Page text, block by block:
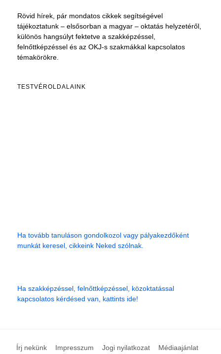
Rövid hírek, pár mondatos cikkek segítségével
tájékoztatunk – elsősorban a magyar – oktatás helyzetéről,
különös hangsúlyt fektetve a szakképzéssel,
felnőttképzéssel és az OKJ-s szakmákkal kapcsolatos
témakörökre.
TESTVÉROLDALAINK
Ha tovább tanuláson gondolkozol vagy pályakezdőként
munkát keresel, cikkeink Neked szólnak.
Ha szakképzéssel, felnőttképzéssel, közoktatással
kapcsolatos kérdésed van, kattints ide!
Írj nekünk Impresszum Jogi nyilatkozat Médiaajánlat